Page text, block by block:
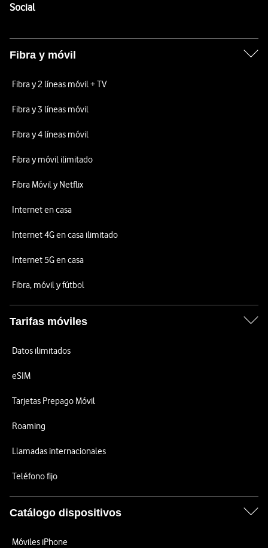
SocialEnlaces a las redes sociales de Vodafone
Fibra y móvil
Fibra y 2 líneas móvil + TV
Fibra y 3 líneas móvil
Fibra y 4 líneas móvil
Fibra y móvil ilimitado
Fibra Móvil y Netflix
Internet en casa
Internet 4G en casa ilimitado
Internet 5G en casa
Fibra, móvil y fútbol
Tarifas móviles
Datos ilimitados
eSIM
Tarjetas Prepago Móvil
Roaming
Llamadas internacionales
Teléfono fijo
Catálogo dispositivos
Móviles iPhone